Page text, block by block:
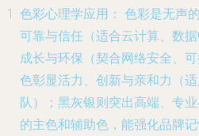
色彩心理学应用： 色彩是无声
可靠与信任（适合云计算、数
成长与环保（契合网络安全、
色彰显活力、创新与亲和力（
队）；黑灰银则突出高端、专
的主色和辅助色，能强化品牌记